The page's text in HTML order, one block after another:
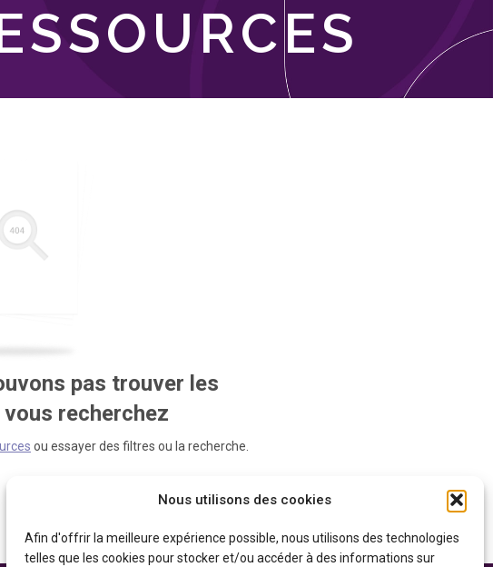
Nous utilisons des cookies
Afin d'offrir la meilleure expérience possible, nous utilisons des technologies
telles que les cookies pour stocker et/ou accéder à des informations sur
pas trouver les
recherchez
ou essayer des filtres ou la recherche.